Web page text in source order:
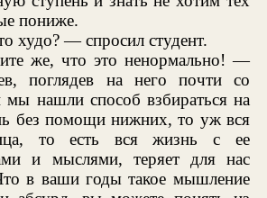
пониже.
худо? — спросил студент.
же, что это ненормально! —
поглядев на него почти со
нашли способ взбираться на
без помощи нижних, то уж вся
то есть вся жизнь с ее
и мыслями, теряет для нас
в ваши годы такое мышление